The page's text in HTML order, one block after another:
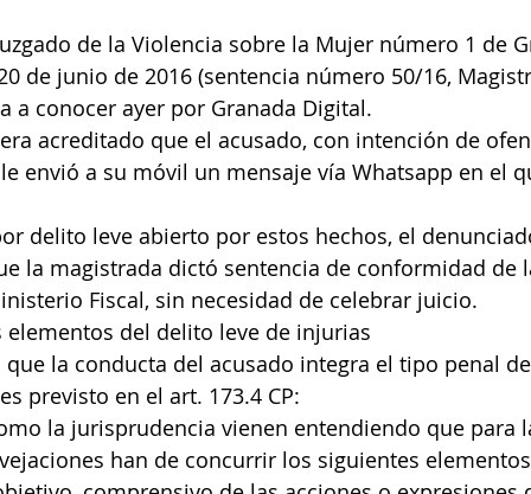
de la Violencia sobre la Mujer número 1 de
de junio de 2016 (sentencia número 50/16,
a conocer ayer por Granada Digital.
acreditado que el acusado, con intención de
envió a su móvil un mensaje vía Whatsapp en el
delito leve abierto por estos hechos, el
la magistrada dictó sentencia de conformidad de
Fiscal, sin necesidad de celebrar juicio.
elementos del delito leve de injurias
que la conducta del acusado integra el tipo penal
previsto en el art. 173.4 CP:
la jurisprudencia vienen entendiendo que para
han de concurrir los siguientes